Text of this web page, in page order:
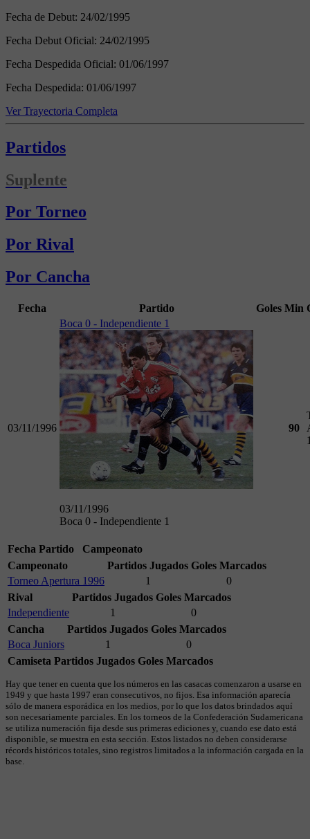
Fecha de Debut: 24/02/1995
Fecha Debut Oficial: 24/02/1995
Fecha Despedida Oficial: 01/06/1997
Fecha Despedida: 01/06/1997
Ver Trayectoria Completa
Partidos
Suplente
Por Torneo
Por Rival
Por Cancha
Fecha Partido Goles Min
03/11/1996
Boca 0 - Independiente 1
03/11/1996
Boca 0 - Independiente 1
90
Fecha Partido
Campeonato
Campeonato
Partidos Jugados Goles Marcados
Torneo Apertura 1996
1
0
Rival
Partidos Jugados Goles Marcados
Independiente
1
0
Cancha
Partidos Jugados Goles Marcados
Boca Juniors
1
0
Camiseta Partidos Jugados Goles Marcados
Hay que tener en cuenta que los números en las casacas comenzaron a usarse en
1949 y que hasta 1997 eran consecutivos, no fijos. Esa información aparecía
sólo de manera esporádica en los medios, por lo que los datos brindados aquí
son necesariamente parciales. En los torneos de la Confederación Sudamericana
se utiliza numeración fija desde sus primeras ediciones y, cuando ese dato está
disponible, se muestra en esta sección. Estos listados no deben considerarse
récords históricos totales, sino registros limitados a la información cargada en la
base.